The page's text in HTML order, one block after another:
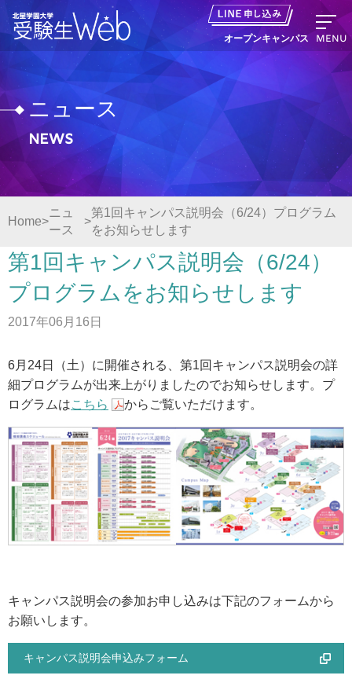
オープンキャンパス MENU
資料請求
出願の流れ
オープンキャンパス LINE申し込み
ニュース
デジタルパンフレット
アクセス
サイトマップ
入試情報
キャンパスライフ
就職・キャリア
ニュース
News
Home
ニュ
ース
第1回キャンパス説明会（6/24）プログラム
をお知らせします
第1回キャンパス説明会（6/24）
プログラムをお知らせします
2017年06月16日
6月24日（土）に開催される、第1回キャンパス説明会の詳
細プログラムが出来上がりましたのでお知らせします。プ
ログラムはこちら からご覧いただけます。
キャンパス説明会の参加お申し込みは下記のフォームから
お願いします。
キャンパス説明会申込みフォーム